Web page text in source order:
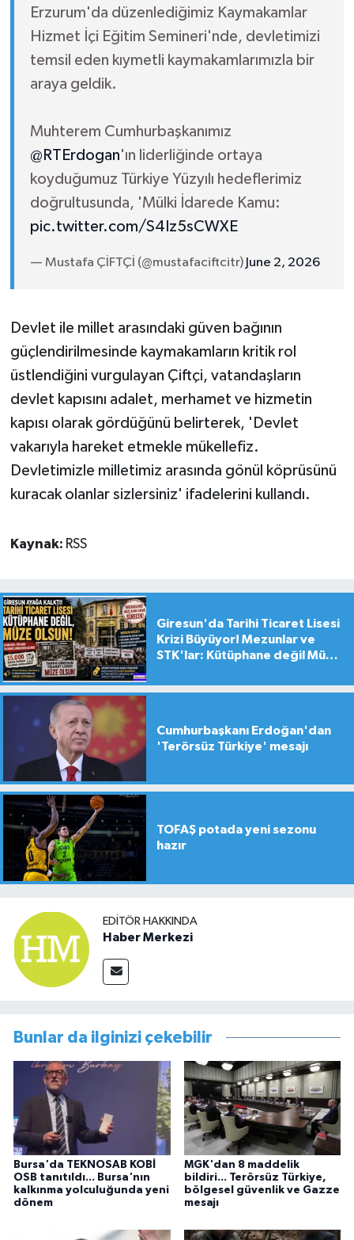
Erzurum'da düzenlediğimiz Kaymakamlar
Hizmet İçi Eğitim Semineri'nde, devletimizi
temsil eden kıymetli kaymakamlarımızla bir
araya geldik.
Muhterem Cumhurbaşkanımız
@RTErdogan'ın liderliğinde ortaya
koyduğumuz Türkiye Yüzyılı hedeflerimiz
doğrultusunda, 'Mülki İdarede Kamu:
pic.twitter.com/S4Iz5sCWXE
— Mustafa ÇİFTÇİ (@mustafaciftcitr) June 2, 2026
Devlet ile millet arasındaki güven bağının
güçlendirilmesinde kaymakamların kritik rol
üstlendiğini vurgulayan Çiftçi, vatandaşların
devlet kapısını adalet, merhamet ve hizmetin
kapısı olarak gördüğünü belirterek, 'Devlet
vakarıyla hareket etmekle mükellefiz.
Devletimizle milletimiz arasında gönül köprüsünü
kuracak olanlar sizlersiniz' ifadelerini kullandı.
Kaynak: RSS
Giresun'da Tarihi Ticaret Lisesi
Krizi Büyüyor! Mezunlar ve
STK'lar: Kütüphane değil Müze
Cumhurbaşkanı Erdoğan'dan
'Terörsüz Türkiye' mesajı
TOFAŞ potada yeni sezonu
hazır
EDITÖR HAKKINDA
Haber Merkezi
Bunlar da ilginizi çekebilir
Bursa'da TEKNOSAB KOBİ
OSB tanıtıldı... Bursa'nın
kalkınma yolculuğunda yeni
dönem
MGK'dan 8 maddelik
bildiri... Terörsüz Türkiye,
bölgesel güvenlik ve Gazze
mesajı